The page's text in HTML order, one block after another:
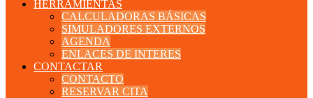
HERRAMIENTAS
CALCULADORAS BÁSICAS
SIMULADORES EXTERNOS
AGENDA
ENLACES DE INTERES
CONTACTAR
CONTACTO
RESERVAR CITA